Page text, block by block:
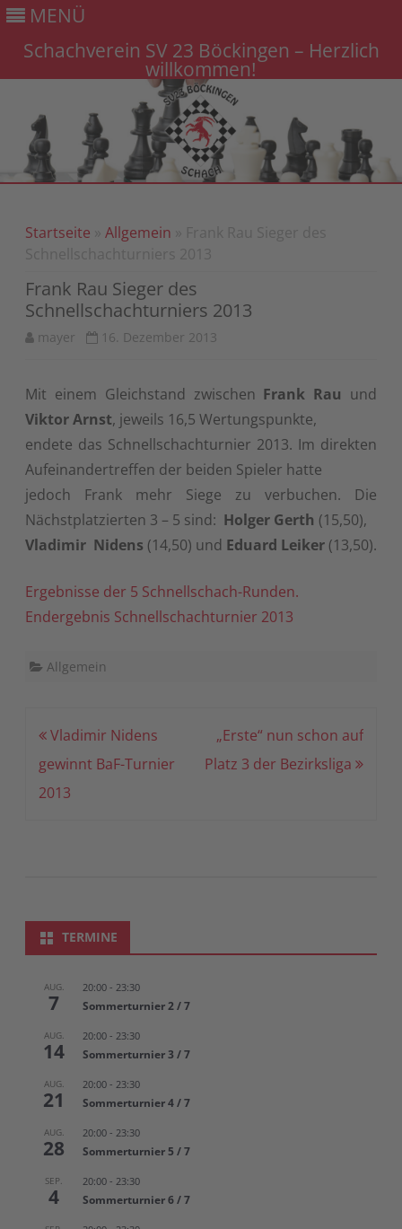
MENÜ
Schachverein SV 23 Böckingen – Herzlich
willkommen!
Gehe
Startseite Allgemein
Frank Rau Sieger des
Schnellschachturniers 2013
mayer 16. Dezember 2013
Mit einem Gleichstand zwischen Frank Rau und
Viktor Arnst, jeweils 16,5 Wertungspunkte,
endete das Schnellschachturnier 2013. Im direkten
Aufeinandertreffen der beiden Spieler hatte
jedoch Frank mehr Siege zu verbuchen. Die
Nächstplatzierten 3 – 5 sind: Holger Gerth (15,50),
Vladimir Nidens (14,50) und Eduard Leiker (13,50).
Ergebnisse der 5 Schnellschach-Runden.
Endergebnis Schnellschachturnier 2013
Allgemein
Beitragsnavigation
Vladimir Nidens
gewinnt BaF-Turnier
2013
„Erste“ nun schon auf
Platz 3 der Bezirksliga
TERMINE
AUG.
7
20:00 - 23:30
Sommerturnier 2 / 7
AUG.
14
20:00 - 23:30
Sommerturnier 3 / 7
AUG.
21
20:00 - 23:30
Sommerturnier 4 / 7
AUG.
28
20:00 - 23:30
Sommerturnier 5 / 7
SEP.
4
20:00 - 23:30
Sommerturnier 6 / 7